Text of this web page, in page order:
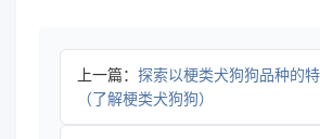
上一篇： 探索以梗类犬狗狗品种的
（了解梗类犬狗狗）